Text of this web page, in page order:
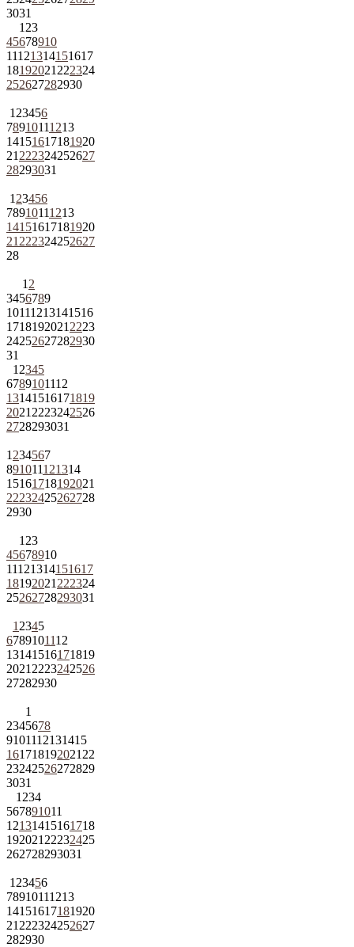
3031
1 23
45678910
11121314151617
18192021 222324
252627282930
1 23456
78910111213
14151617181920
21 222324252627
28293031
1 23456
78910111213
14151617181920
21 222324252627
28
1 2
3456789
10111213141516
1718192021 2223
24252627282930
31
1 2345
6789101112
13141516171819
2021 2223242526
2728293031
1 234567
891011121314
15161718192021
22232425262728
2930
1 23
45678910
11121314151617
18192021 222324
25262728293031
1 2345
6789101112
13141516171819
2021 2223242526
27282930
1
2345678
9101112131415
161718192021 22
23242526272829
3031
1 234
567891011
12131415161718
192021 22232425
262728293031
1 23456
78910111213
14151617181920
21 222324252627
282930